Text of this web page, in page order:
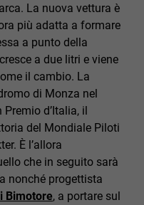
La nuova vettura è
più adatta a formare
a punto della
a due litri e viene
il cambio. La
di Monza nel
d’Italia, il
del Mondiale Piloti
È l’allora
che in seguito sarà
nonché progettista
Bimotore, a portare sul